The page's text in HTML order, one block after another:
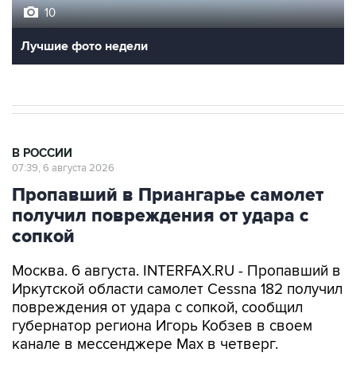
10
Лучшие фото недели
В РОССИИ
07:39, 6 августа 2026
Пропавший в Приангарье самолет
получил повреждения от удара с
сопкой
Москва. 6 августа. INTERFAX.RU - Пропавший в
Иркутской области самолет Cessna 182 получил
повреждения от удара с сопкой, сообщил
губернатор региона Игорь Кобзев в своем
канале в мессенджере Мах в четверг.